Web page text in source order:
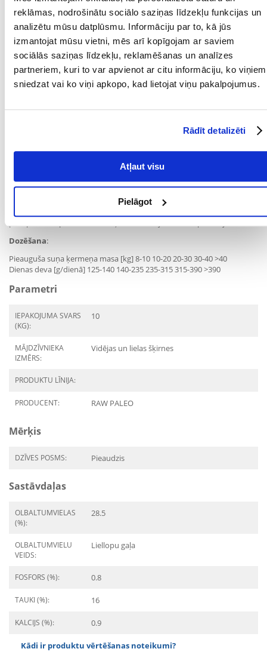
reklāmas, nodrošinātu sociālo saziņas līdzekļu funkcijas un
analizētu mūsu datplūsmu. Informāciju par to, kā jūs
izmantojat mūsu vietni, mēs arī kopīgojam ar saviem
sociālās saziņas līdzekļu, reklamēšanas un analīzes
partneriem, kuri to var apvienot ar citu informāciju, ko viņiem
sniedzat vai ko viņi apkopo, kad lietojat viņu pakalpojumus.
Rādīt detalizēti
Atļaut visu
Pielāgot
Uztura bagātinātāji
vitamīni: A vitamīns (3a672a) 14423 SV, D3 vitamīns (3a671) 2000 SV, E
vitamīns (3a700) 96 SV. Mikroelementi: cinks (cinka sulfāta
monohidrāts, 3b605) 69 mg, dzelzs (dzelzs (II) sulfāta monohidrāts,
3b103) 48 mg, mangāns (mangāna sulfāta monohidrāts, 3b503) 34 mg,
varš (vara (II) sulfāta pentahidrāts, 3b405) 12 mg, jods (3b202, 3b201)
1,7 mg, selēns (nātrija selenīts, 3b801) 0,38 mg. Zarnu floras
Norādījumi pareizai lietošanai:
Barība atbilst veselīga pieauguša vidējas vai lielas šķirnes suņa
uzturvērtības prasībām. Sākuma porcijas ir norādītas dozēšanas
tabulā. Dienas deva jāsadala 2 vai vairāk ēdienreizēs. Lielākām barības
vielu vajadzībām dienas porcijas lielums jāpielāgo individuāli. Sunim
Dozēšana:
Pieauguša suņa ķermeņa masa [kg] 8-10 10-20 20-30 30-40 >40
Dienas deva [g/dienā] 125-140 140-235 235-315 315-390 >390
Parametri
IEPAKOJUMA SVARS
(KG):
10
MĀJDZĪVNIEKA
IZMĒRS:
Vidējas un lielas šķirnes
PRODUKTU LĪNIJA:
PRODUCENT: RAW PALEO
Mērķis
DZĪVES POSMS: Pieaudzis
Sastāvdaļas
OLBALTUMVIELAS
(%):
28.5
OLBALTUMVIELU
VEIDS:
Liellopu gaļa
FOSFORS (%): 0.8
TAUKI (%): 16
KALCIJS (%): 0.9
Kādi ir produktu vērtēšanas noteikumi?